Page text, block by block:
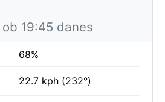
19:45 danes
68%
22.7 kph (232°)